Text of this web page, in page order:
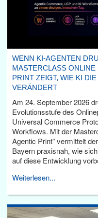
WENN KI-AGENTEN
MASTERCLASS
PRINT ZEIGT, WIE KI
VERÄNDERT
Am 24. September 2026
Evolutionsstufe des
Universal Commerce
Workflows. Mit der
Agentic Print" vermittelt
Bayern praxisnah, wie
auf diese Entwicklung
Weiterlesen...